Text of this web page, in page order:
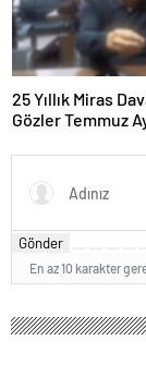
25 Yıllık Miras
Gözler Temmuz
Gönder
En az 10 karakter